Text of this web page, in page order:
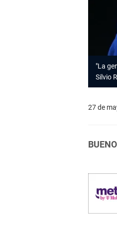
"La
Silvio
27 de